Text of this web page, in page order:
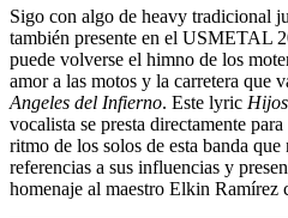
Sigo con algo de heavy tradicional
también presente en el USMETAL
puede volverse el himno de los
amor a las motos y la carretera que
Angeles del Infierno. Este lyric
vocalista se presta directamente
ritmo de los solos de esta banda
referencias a sus influencias y
homenaje al maestro Elkin Ramírez